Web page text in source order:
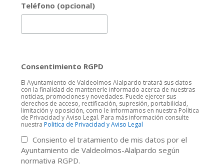
Teléfono (opcional)
Consentimiento RGPD
El Ayuntamiento de Valdeolmos-Alalpardo tratará sus datos
con la finalidad de mantenerle informado acerca de nuestras
noticias, promociones y novedades. Puede ejercer sus
derechos de acceso, rectificación, supresión, portabilidad,
limitación y oposición, como le informamos en nuestra Política
de Privacidad y Aviso Legal. Para más información consulte
nuestra Politica de Privacidad y Aviso Legal
Consiento el tratamiento de mis datos por el
Ayuntamiento de Valdeolmos-Alalpardo según
normativa RGPD.